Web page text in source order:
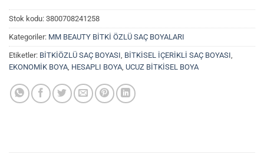
Stok kodu: 3800708241258
Kategoriler: MM BEAUTY BİTKİ ÖZLÜ SAÇ BOYALARI
Etiketler: BİTKİÖZLÜ SAÇ BOYASI BİTKİSEL İÇERİKLİ SAÇ BOYASI
EKONOMİK BOYA HESAPLI BOYA UCUZ BİTKİSEL BOYA